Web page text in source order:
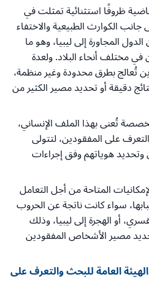
ظروفًا استثنائية تمثلت في
الكوارث الطبيعية والاختفاء
المجاورة إلى ليبيا، وهو ما
في مختلف أنحاء البلاد. ولعدة
تُعالج بطرق محدودة وغير منظمة،
دقيقة أو تحديد مصير الكثير من
تُعنى بهذا الملف الإنساني،
على المفقودين، لتتولى
هوياتهم وفق إجراءات
المتاحة من أجل التعامل
سواء كانت ناتجة عن الحروب
أو الهجرة إلى ليبيا، وذلك
مصير الأشخاص المفقودين
العامة للبحث والتعرف على